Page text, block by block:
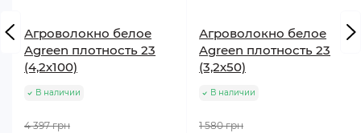
Агроволокно белое
Agreen плотность 23
(4,2х100)
В наличии
4 397 грн
Агроволокно белое
Agreen плотность 23
(3,2х50)
В наличии
1 580 грн